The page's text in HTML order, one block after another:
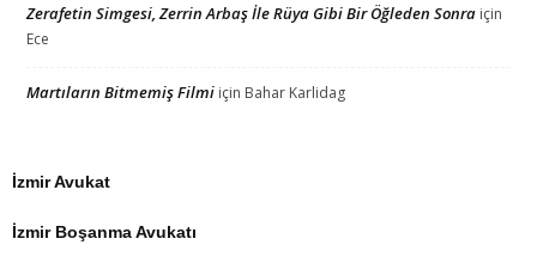
Zerafetin Simgesi, Zerrin Arbaş İle Rüya Gibi Bir Öğleden Sonra için
Ece
Martıların Bitmemiş Filmi için Bahar Karlidag
İzmir Avukat
İzmir Boşanma Avukatı